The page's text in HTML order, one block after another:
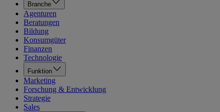
Branche
Agenturen
Beratungen
Bildung
Konsumgüter
Finanzen
Technologie
Funktion
Marketing
Forschung & Entwicklung
Strategie
Sales